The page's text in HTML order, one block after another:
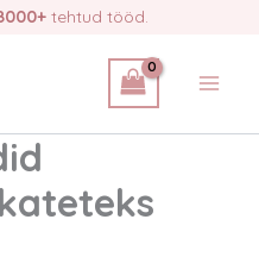
tehtud tööd.